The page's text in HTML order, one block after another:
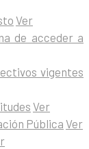
Ver
de acceder a
vigentes
Ver
Pública Ver